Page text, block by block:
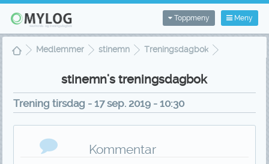
Meny
Toppmeny
Medlemmer stinemn
Treningsdagbok
stinemn's treningsdagbok
Trening tirsdag - 17 sep. 2019 - 10:30
Kommentar